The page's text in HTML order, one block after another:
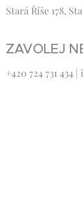
Stará Říše 178,
ZAVOLEJ
+420 724 731